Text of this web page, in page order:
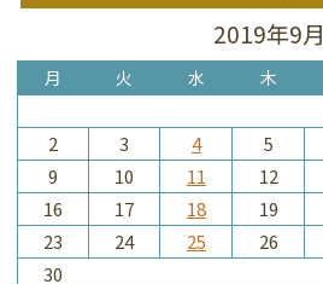
2019年9月
月 火 水 木
2
3 4 5
9
10 11 12
16
17 18 19
23
24 25 26
30